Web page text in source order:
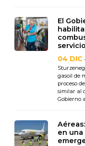
El
servicio
04 DIC
gasoil de
proceso
similar al
Gobierno
en una